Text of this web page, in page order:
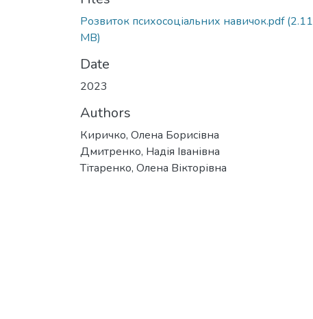
Розвиток психосоціальних навичок.pdf(2.11
MB)
Date
2023
Authors
Киричко, Олена Борисівна
Дмитренко, Надія Іванівна
Тітаренко, Олена Вікторівна